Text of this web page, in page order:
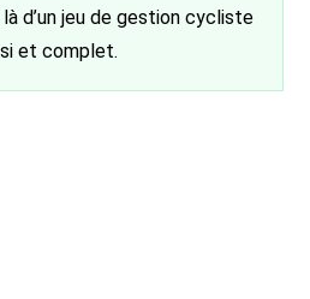
là d’un jeu de gestion cycliste
et complet.